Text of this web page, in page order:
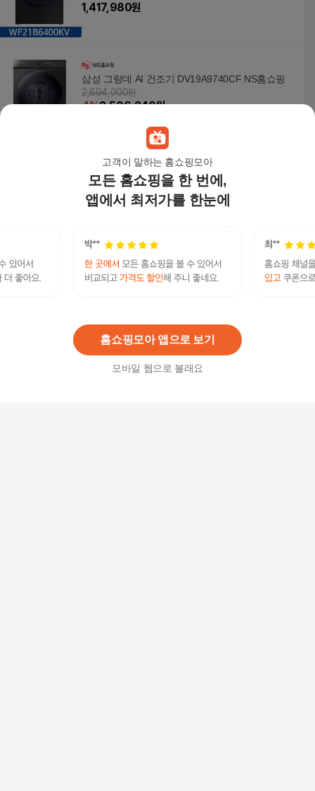
고객이 말하는 홈쇼핑모아
모든 홈쇼핑을 한 번에,
앱에서 최저가를 한눈에
홈쇼핑모아 앱으로 보기
모바일 웹으로 볼래요
1,417,980원
삼성 그랑데 AI 건조기 DV19A9740CF NS홈쇼핑
2,694,000원
4%2,586,240원
삼성 그랑데 드럼세탁기 WF23T8000KV 무료 ..
1,835,300원
3% 1,780,240원
삼성 그랑데 세탁기 렌탈 23kg WA23A8377KV